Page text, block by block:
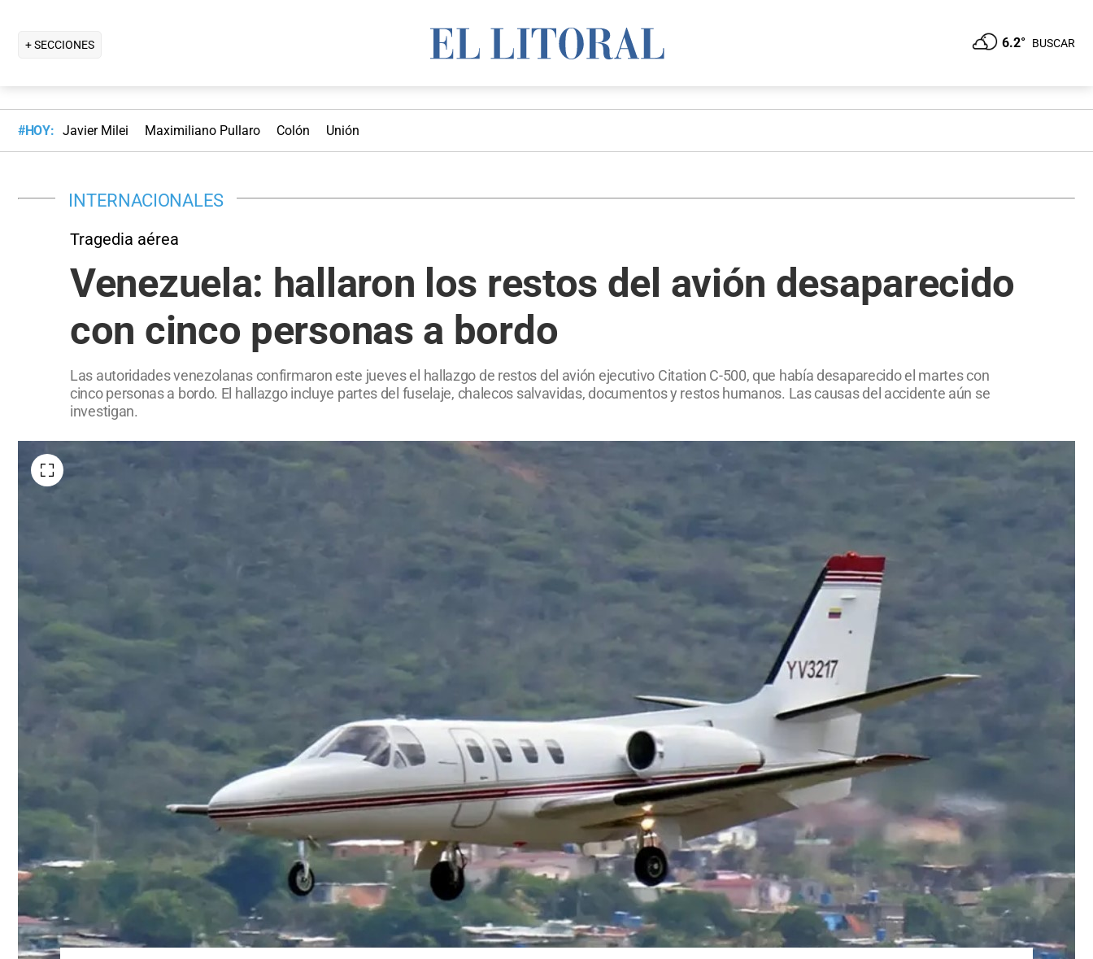
+ SECCIONES 6.2° BUSCAR
#HOY: Javier Milei Maximiliano Pullaro Colón Unión
INTERNACIONALES
Tragedia aérea
Venezuela: hallaron los restos del avión desaparecido
con cinco personas a bordo
Las autoridades venezolanas confirmaron este jueves el hallazgo de restos del avión ejecutivo Citation C-500, que había desaparecido el martes con
cinco personas a bordo. El hallazgo incluye partes del fuselaje, chalecos salvavidas, documentos y restos humanos. Las causas del accidente aún se
investigan.